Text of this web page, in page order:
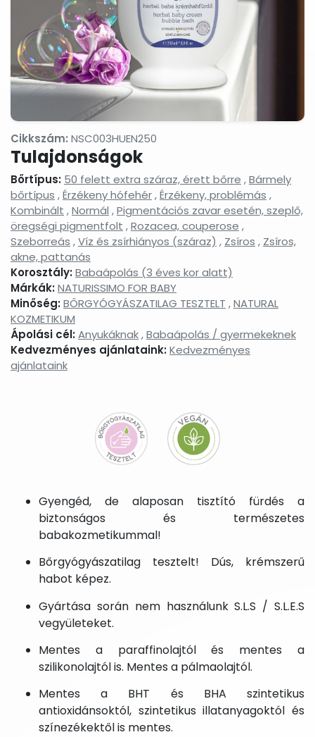
termékek
Masszázsolajok,
masszázsgélek
Nyak-
és
dekoltázs
ápolók
Peelingek,
Arctisztítás,
arctej,
gél,
sminklemosó,
micellás
víz
Sampon
és
hajápolás,
hajbalzsam,
Szemkörnyékápolók,
szemránckrémek,
szempilla
ápolók
Szérumok,
arcápoló
hatóanyag
koncentrátumok
testápoló
tejek,
splashek folyékony
szappanok,
szappanhabok,
fürdőkrémek
Cikkszám: NSC003HUEN250
Tulajdonságok
Bőrtípus: 50 felett extra száraz, érett bőrre ,Bármely
bőrtípus ,Érzékeny hófehér,Érzékeny, problémás ,
Kombinált ,Normál ,Pigmentációs zavar esetén, szeplő,
öregségi pigmentfolt ,Rozacea, couperose ,
Szeborreás ,Víz és zsírhiányos (száraz) , Zsíros , Zsíros,
akne, pattanás
Korosztály:Babaápolás (3 éves kor alatt)
Márkák:NATURISSIMO FOR BABY
Minőség:BŐRGYÓGYÁSZATILAG TESZTELT ,NATURAL
KOZMETIKUM
Ápolási cél:Anyukáknak,Babaápolás / gyermekeknek
Kedvezményes ajánlataink:Kedvezményes
ajánlataink
Gyengéd, de alaposan tisztító fürdés a
biztonságos és természetes
babakozmetikummal!
Bőrgyógyászatilag tesztelt! Dús, krémszerű
habot képez.
Gyártása során nem használunk S.L.S / S.L.E.S
vegyületeket.
Mentes a paraffinolajtól és mentes a
szilikonolajtól is. Mentes a pálmaolajtól.
Mentes a BHT és BHA szintetikus
antioxidánsoktól, szintetikus illatanyagoktól és
színezékektől is mentes.